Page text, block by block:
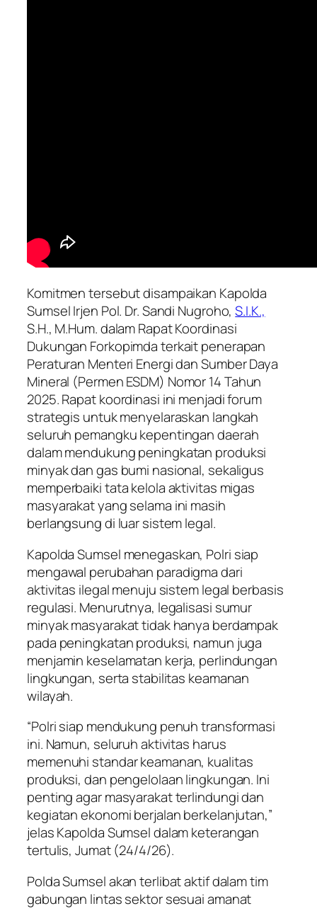
Komitmen tersebut disampaikan Kapolda
Sumsel Irjen Pol. Dr. Sandi Nugroho,S.I.K.,
S.H., M.Hum. dalam Rapat Koordinasi
Dukungan Forkopimda terkait penerapan
Peraturan Menteri Energi dan Sumber Daya
Mineral (Permen ESDM) Nomor 14 Tahun
2025. Rapat koordinasi ini menjadi forum
strategis untuk menyelaraskan langkah
seluruh pemangku kepentingan daerah
dalam mendukung peningkatan produksi
minyak dan gas bumi nasional, sekaligus
memperbaiki tata kelola aktivitas migas
masyarakat yang selama ini masih
berlangsung di luar sistem legal.
Kapolda Sumsel menegaskan, Polri siap
mengawal perubahan paradigma dari
aktivitas ilegal menuju sistem legal berbasis
regulasi. Menurutnya, legalisasi sumur
minyak masyarakat tidak hanya berdampak
pada peningkatan produksi, namun juga
menjamin keselamatan kerja, perlindungan
lingkungan, serta stabilitas keamanan
wilayah.
“Polri siap mendukung penuh transformasi
ini. Namun, seluruh aktivitas harus
memenuhi standar keamanan, kualitas
produksi, dan pengelolaan lingkungan. Ini
penting agar masyarakat terlindungi dan
kegiatan ekonomi berjalan berkelanjutan,”
jelas Kapolda Sumsel dalam keterangan
tertulis, Jumat (24/4/26).
Polda Sumsel akan terlibat aktif dalam tim
gabungan lintas sektor sesuai amanat